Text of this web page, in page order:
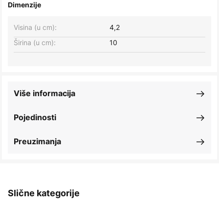
Dimenzije
Širina (u cm): 10
Visina (u cm): 4,2
Pojedinosti
Više informacija
Preuzimanja
Slične kategorije